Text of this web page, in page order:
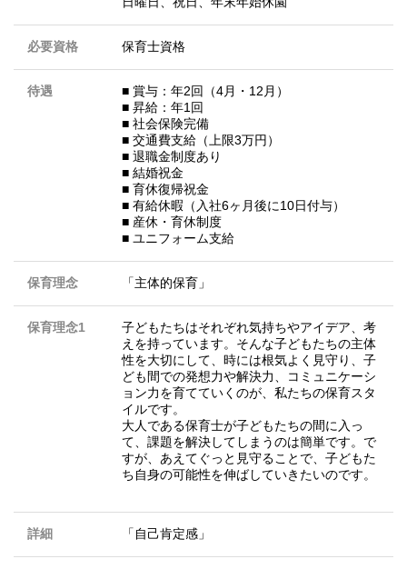
必要資格 保育士資格
待遇
■ 賞与：年2回（4月・12月）
■ 昇給：年1回
■ 社会保険完備
■ 交通費支給（上限3万円）
■ 退職金制度あり
■ 結婚祝金
■ 育休復帰祝金
■ 有給休暇（入社6ヶ月後に10日付与）
■ 産休・育休制度
■ ユニフォーム支給
保育理念 「主体的保育」
保育理念1
子どもたちはそれぞれ気持ちやアイデア、考
えを持っています。そんな子どもたちの主体
性を大切にして、時には根気よく見守り、子
ども間での発想力や解決力、コミュニケーシ
ョン力を育てていくのが、私たちの保育スタ
イルです。
大人である保育士が子どもたちの間に入っ
て、課題を解決してしまうのは簡単です。で
すが、あえてぐっと見守ることで、子どもた
ち自身の可能性を伸ばしていきたいのです。
詳細 「自己肯定感」